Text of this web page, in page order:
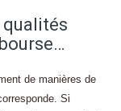
qualités
de manières de
Si